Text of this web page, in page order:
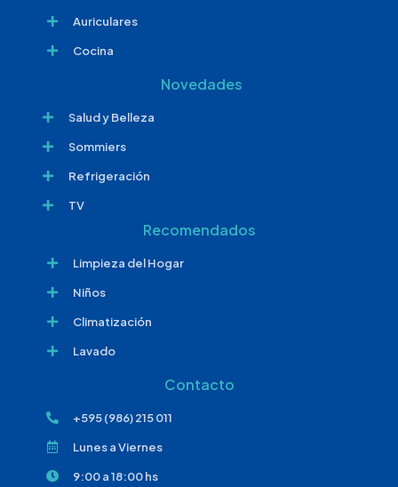
Auriculares
Cocina
Novedades
Salud y Belleza
Sommiers
Refrigeración
TV
Recomendados
Limpieza del Hogar
Niños
Climatización
Lavado
Contacto
+595 (986) 215 011
Lunes a Viernes
9:00 a 18:00 hs